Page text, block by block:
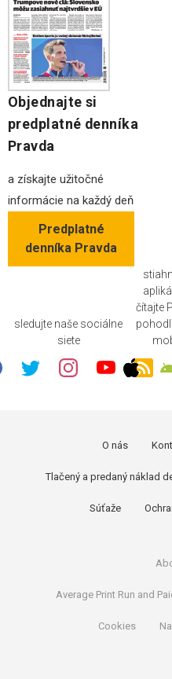
Objednajte si
predplatné denníka
Pravda
a získajte užitočné
informácie na každý deň
Predplatné
denníka Pravda
sledujte naše sociálne
siete
čítajte
O nás
Tlačený a predaný náklad
Súťaže
Average Print Run and
Cookies